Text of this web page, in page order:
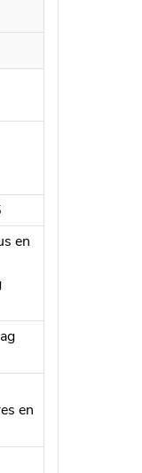
en
en